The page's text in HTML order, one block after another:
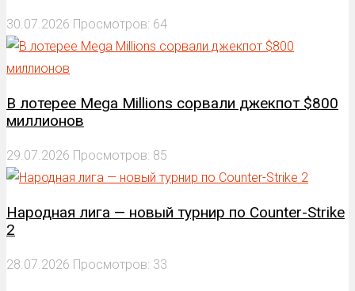
30.07.2026 Просмотров: 64
В лотерее Mega Millions сорвали джекпот $800
миллионов
29.07.2026 Просмотров: 85
Народная лига — новый турнир по Counter-Strike
2
28.07.2026 Просмотров: 33